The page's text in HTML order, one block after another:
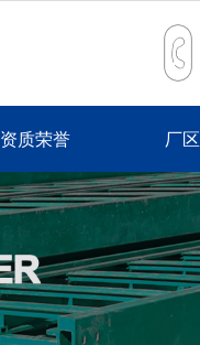
资质荣誉 厂